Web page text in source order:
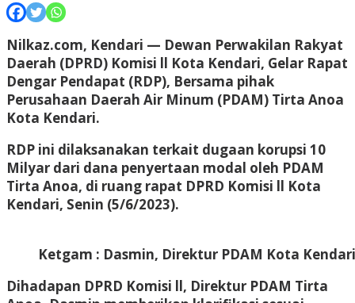
Nilkaz.com, Kendari — Dewan Perwakilan Rakyat
Daerah (DPRD) Komisi ll Kota Kendari, Gelar Rapat
Dengar Pendapat (RDP), Bersama pihak
Perusahaan Daerah Air Minum (PDAM) Tirta Anoa
Kota Kendari.
RDP ini dilaksanakan terkait dugaan korupsi 10
Milyar dari dana penyertaan modal oleh PDAM
Tirta Anoa, di ruang rapat DPRD Komisi ll Kota
Kendari, Senin (5/6/2023).
Ketgam : Dasmin, Direktur PDAM Kota
Dihadapan DPRD Komisi ll, Direktur PDAM Tirta